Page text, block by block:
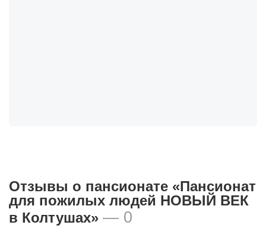
Отзывы о пансионате «Пансионат
для пожилых людей НОВЫЙ ВЕК
в Колтушах» — 0